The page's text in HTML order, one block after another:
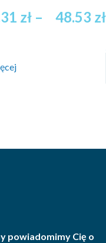
zł – 48.53 zł
powiadomimy Cię o